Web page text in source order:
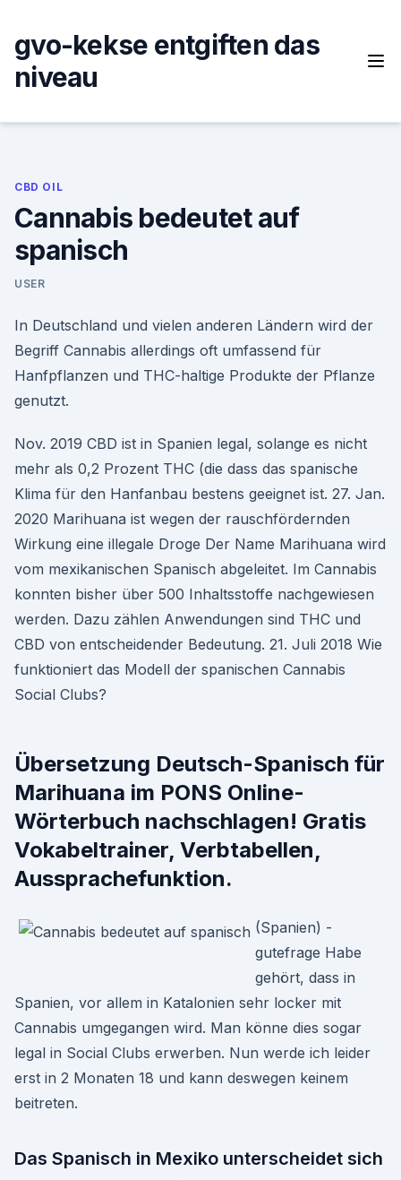
content
gvo-kekse entgiften das
niveau
CBD OIL
Cannabis bedeutet auf
spanisch
USER
In Deutschland und vielen anderen Ländern wird der
Begriff Cannabis allerdings oft umfassend für
Hanfpflanzen und THC-haltige Produkte der Pflanze
genutzt.
Nov. 2019 CBD ist in Spanien legal, solange es nicht
mehr als 0,2 Prozent THC (die dass das spanische
Klima für den Hanfanbau bestens geeignet ist. 27. Jan.
2020 Marihuana ist wegen der rauschfördernden
Wirkung eine illegale Droge Der Name Marihuana wird
vom mexikanischen Spanisch abgeleitet. Im Cannabis
konnten bisher über 500 Inhaltsstoffe nachgewiesen
werden. Dazu zählen Anwendungen sind THC und
CBD von entscheidender Bedeutung. 21. Juli 2018 Wie
funktioniert das Modell der spanischen Cannabis
Social Clubs?
Übersetzung Deutsch-Spanisch für
Marihuana im PONS Online-
Wörterbuch nachschlagen! Gratis
Vokabeltrainer, Verbtabellen,
Aussprachefunktion.
(Spanien) -
gutefrage Habe
gehört, dass in
Spanien, vor allem in Katalonien sehr locker mit
Cannabis umgegangen wird. Man könne dies sogar
legal in Social Clubs erwerben. Nun werde ich leider
erst in 2 Monaten 18 und kann deswegen keinem
beitreten.
Das Spanisch in Mexiko unterscheidet sich